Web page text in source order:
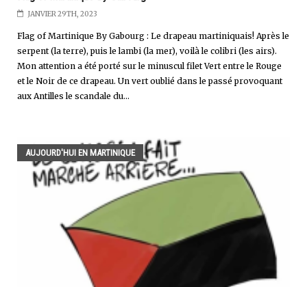
JANVIER 29TH, 2023
Flag of Martinique By Gabourg : Le drapeau martiniquais! Après le
serpent (la terre), puis le lambi (la mer), voilà le colibri (les airs).
Mon attention a été porté sur le minuscul filet Vert entre le Rouge
et le Noir de ce drapeau. Un vert oublié dans le passé provoquant
aux Antilles le scandale du...
AUJOURD'HUI EN MARTINIQUE